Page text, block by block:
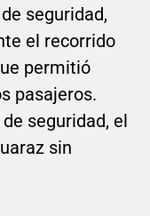
seguridad,
el recorrido
permitió
pasajeros.
seguridad, el
sin